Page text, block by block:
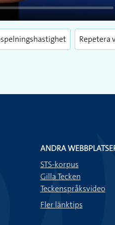
Repetera
ANDRA
STS-korpus
Gilla Tecken
Teckenspråksvideo
Fler länktips